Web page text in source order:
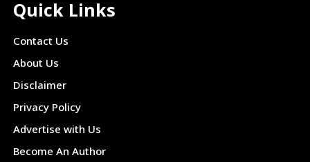
Quick Links
Contact Us
About Us
Disclaimer
Privacy Policy
Advertise with Us
Become An Author